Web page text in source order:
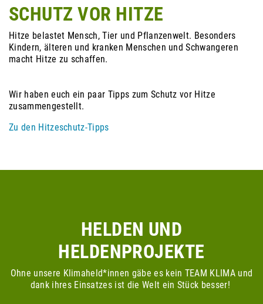
SCHUTZ VOR HITZE
Hitze belastet Mensch, Tier und Pflanzenwelt. Besonders
Kindern, älteren und kranken Menschen und Schwangeren
macht Hitze zu schaffen.
Wir haben euch ein paar Tipps zum Schutz vor Hitze
zusammengestellt.
Zu den Hitzeschutz-Tipps
HELDEN UND
HELDENPROJEKTE
Ohne unsere Klimaheld*innen gäbe es kein TEAM KLIMA und
dank ihres Einsatzes ist die Welt ein Stück besser!